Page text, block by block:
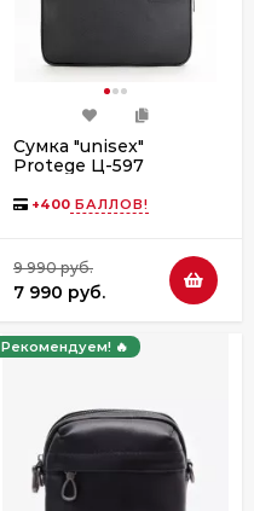
Сумка "unisex"
Protege Ц-597
+400 БАЛЛОВ!
9 990 руб.
7 990 руб.
Рекомендуем! 🔥